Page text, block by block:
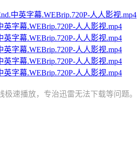
中英字幕.WEBrip.720P-人人影视.mp4
英字幕.WEBrip.720P-人人影视.mp4
英字幕.WEBrip.720P-人人影视.mp4
英字幕.WEBrip.720P-人人影视.mp4
英字幕.WEBrip.720P-人人影视.mp4
英字幕.WEBrip.720P-人人影视.mp4
极速播放，专治迅雷无法下载等问题。